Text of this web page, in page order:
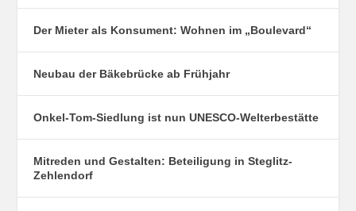
Der Mieter als Konsument: Wohnen im „Boulevard“
Neubau der Bäkebrücke ab Frühjahr
Onkel-Tom-Siedlung ist nun UNESCO-Welterbestätte
Mitreden und Gestalten: Beteiligung in Steglitz-
Zehlendorf